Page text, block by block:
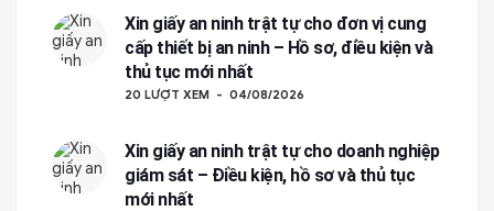
Xin giấy an ninh trật tự cho đơn vị cung
cấp thiết bị an ninh – Hồ sơ, điều kiện và
thủ tục mới nhất
20 LƯỢT XEM 04/08/2026
Xin giấy an ninh trật tự cho doanh nghiệp
giám sát – Điều kiện, hồ sơ và thủ tục
mới nhất